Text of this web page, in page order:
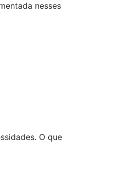
nesses
O que